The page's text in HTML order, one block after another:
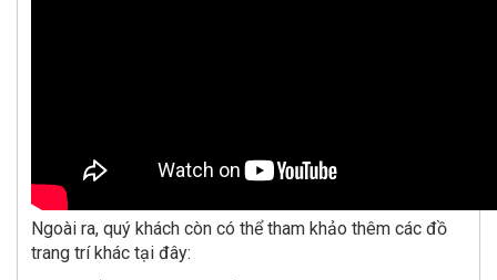
Ngoài ra, quý khách còn có thể tham khảo thêm các đồ
trang trí khác tại đây: